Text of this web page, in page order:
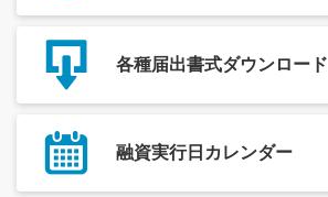
各種届出書式ダウンロード
融資実行日 カレンダー